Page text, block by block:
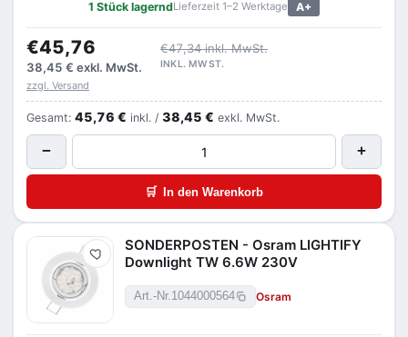
1 Stück lagerndLieferzeit 1–2 Werktage A+
€45,76
€47,34 inkl. MwSt.
38,45 € exkl. MwSt. INKL. MWST.
zzgl. Versand
Gesamt: 45,76 € inkl. / 38,45 € exkl. MwSt.
− +
🛒 In den Warenkorb
Merken
SONDERPOSTEN - Osram LIGHTIFY
Downlight TW 6.6W 230V
Art.-Nr.1044000564 Osram